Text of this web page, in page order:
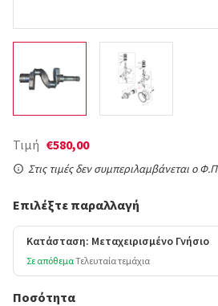
Τιμή €580,00
Στις τιμές δεν συμπεριλαμβάνεται ο
Επιλέξτε παραλλαγή
Κατάσταση: Μεταχειρισμένο Γνήσιο
Σε απόθεμαΤελευταία τεμάχια
Ποσότητα